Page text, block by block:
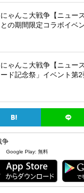
にゃんこ大戦争【ニュー
との期間限定コラボイベ
にゃんこ大戦争【ニュー
ード記念祭」イベント第2
争
Google Play: 無料